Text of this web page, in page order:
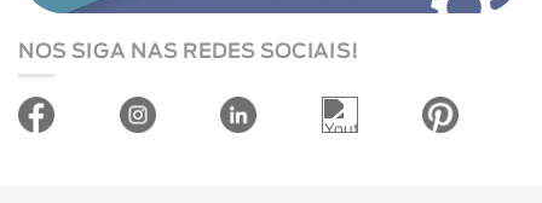
NOS SIGA NAS REDES SOCIAIS!